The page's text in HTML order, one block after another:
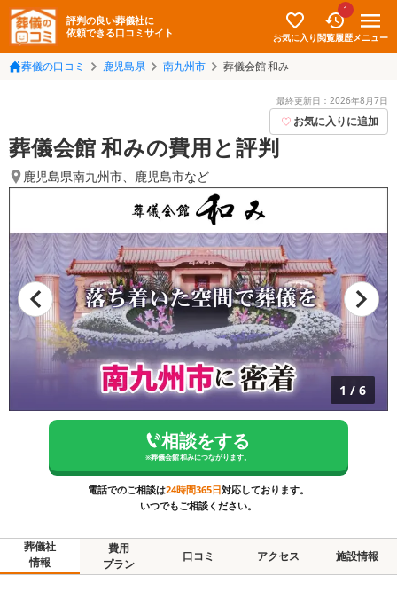
評判の良い葬儀社に
依頼できる口コミサイト
お気に入り
1
閲覧履歴メニュー
葬儀の口コミ 鹿児島県 南九州市 葬儀会館 和み
最終更新日： 2026年8月7日
お気に入りに追加
葬儀会館 和みの費用と評判
鹿児島県南九州市、 鹿児島市など
1 / 6
相談をする
※葬儀会館 和みにつながります。
電話でのご相談は24時間365日対応しております。
いつでもご相談ください。
葬儀社
情報
費用
プラン
口コミ アクセス 施設情報